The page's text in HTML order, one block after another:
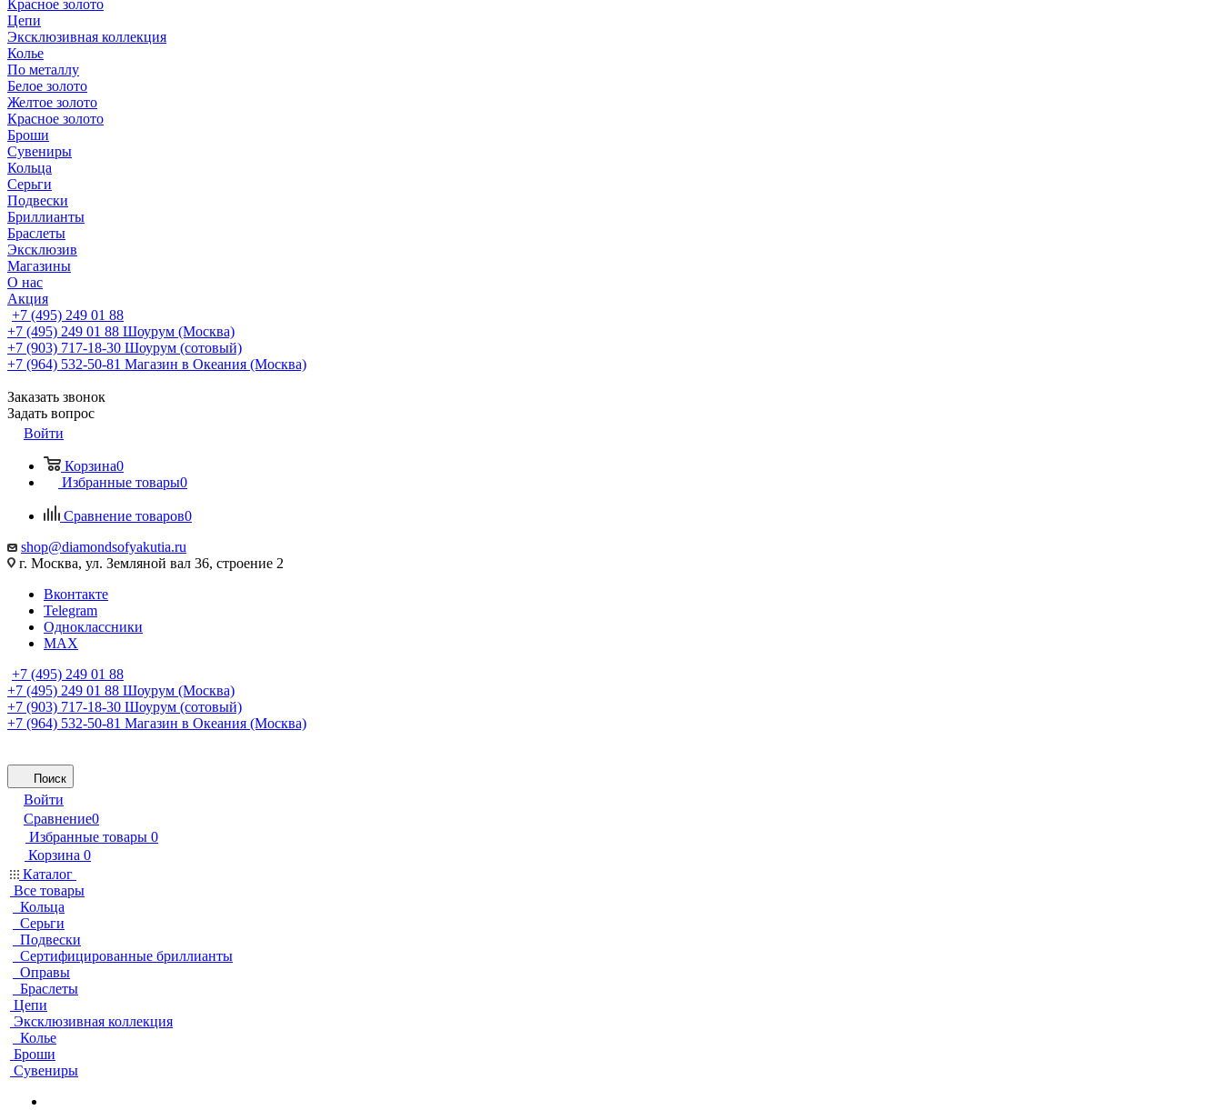
Красное золото
Цепи
Эксклюзивная коллекция
Колье
По металлу
Белое золото
Желтое золото
Красное золото
Броши
Сувениры
Кольца
Серьги
Подвески
Бриллианты
Браслеты
Эксклюзив
Магазины
О нас
Акция
+7 (495) 249 01 88
+7 (495) 249 01 88 Шоурум (Москва)
+7 (903) 717-18-30 Шоурум (сотовый)
+7 (964) 532-50-81 Магазин в Океания (Москва)
Заказать звонок
Задать вопрос
Войти
Корзина0
Избранные товары0
Сравнение товаров0
shop@diamondsofyakutia.ru
г. Москва, ул. Земляной вал 36, строение 2
Вконтакте
Telegram
Одноклассники
MAX
+7 (495) 249 01 88
+7 (495) 249 01 88 Шоурум (Москва)
+7 (903) 717-18-30 Шоурум (сотовый)
+7 (964) 532-50-81 Магазин в Океания (Москва)
Поиск
Войти
Сравнение0
Избранные товары 0
Корзина 0
Каталог
Все товары
Кольца
Серьги
Подвески
Сертифицированные бриллианты
Оправы
Браслеты
Цепи
Эксклюзивная коллекция
Колье
Броши
Сувениры